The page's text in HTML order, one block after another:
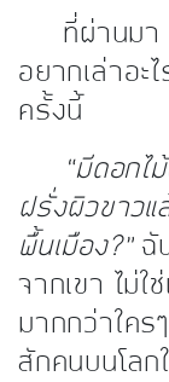
ที่ผ่านมา ด
อยากเล่าอะ
ครั้งนี้
“มีดอกไม้อ
ฝรั่งผิวขาวแ
พื้นเมือง?”ฉัน
จากเขา ไม่ใ
มากกว่าใคร
สักคนบนโลก